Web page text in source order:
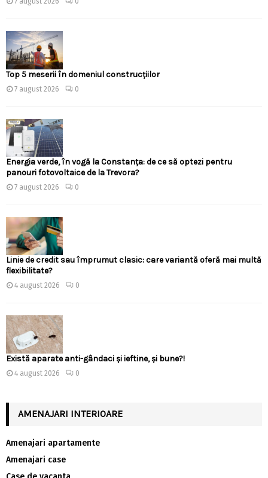
Top 5 meserii în domeniul construcțiilor
7 august 2026 0
Energia verde, în vogă la Constanța: de ce să optezi pentru
panouri fotovoltaice de la Trevora?
7 august 2026 0
Linie de credit sau împrumut clasic: care variantă oferă mai multă
flexibilitate?
4 august 2026 0
Există aparate anti-gândaci și ieftine, și bune?!
4 august 2026 0
AMENAJARI INTERIOARE
Amenajari apartamente
Amenajari case